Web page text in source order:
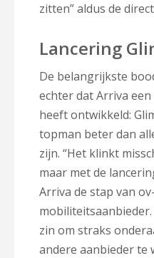
zitten” aldus de
Lancering
De belangrijkste
echter dat Arriva
heeft ontwikkeld:
topman beter dan
zijn. “Het klinkt
maar met de
Arriva de stap van
zin om straks
andere aanbieder te